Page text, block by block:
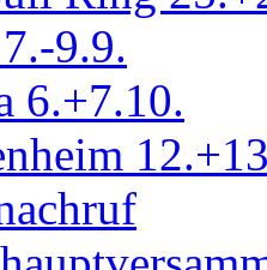
9.9.
6.+7.10.